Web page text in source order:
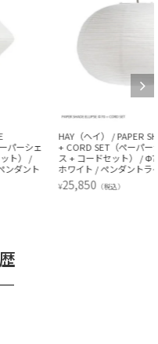
（ヘイ） / PAPER SHADE ELLIPSE
SET（ペーパーシェードエリプ
コードセット） / Φ70 / クラシック
イト / ペンダントライト